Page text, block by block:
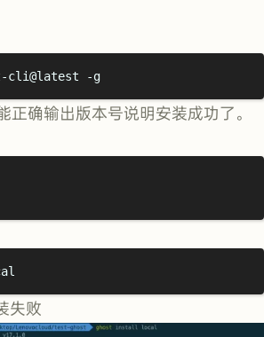
cli@latest -g
正确输出版本号说明安装成功了。
失败